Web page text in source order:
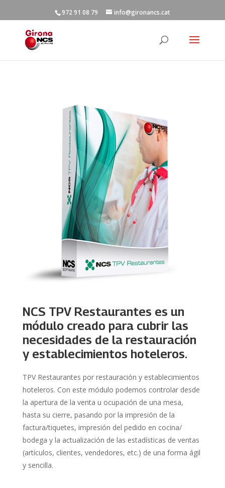
972 91 08 79 info@gironancs.cat
NCS TPV Restaurantes es un
módulo creado para cubrir las
necesidades de la restauración
y establecimientos hoteleros.
TPV Restaurantes por restauración y establecimientos
hoteleros. Con este módulo podemos controlar desde
la apertura de la venta u ocupación de una mesa,
hasta su cierre, pasando por la impresión de la
factura/tiquetes, impresión del pedido en cocina/
bodega y la actualización de las estadísticas de ventas
(artículos, clientes, vendedores, etc.) de una forma ágil
y sencilla.